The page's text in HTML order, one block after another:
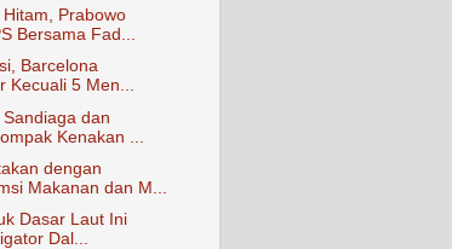
Prabowo
Bersama Fad...
Barcelona
Kecuali 5 Men...
dan
Kenakan ...
dengan
Makanan dan M...
Dasar Laut Ini
Dal...